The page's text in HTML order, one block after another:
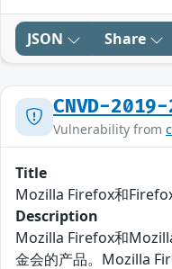
JSON Share
CNVD-
Vulnerability from
Title
Mozilla Firefox和
Description
Mozilla Firefox和
金会的产品。Mozilla